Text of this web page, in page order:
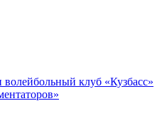
клуб «Кузбасс»